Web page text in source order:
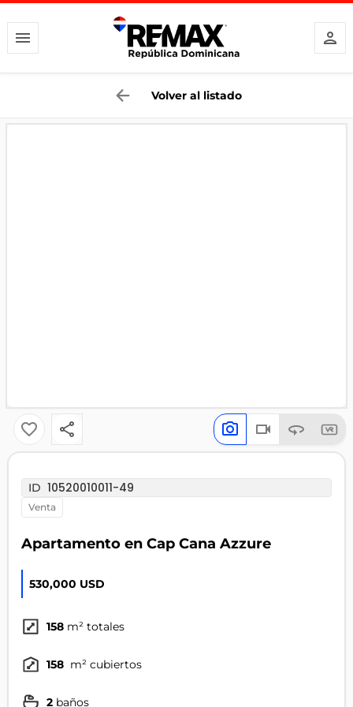
Volver al listado
ID 10520010011-49
venta
Apartamento en Cap Cana Azzure
530,000 USD
158 m² totales
158 m² cubiertos
2 baños